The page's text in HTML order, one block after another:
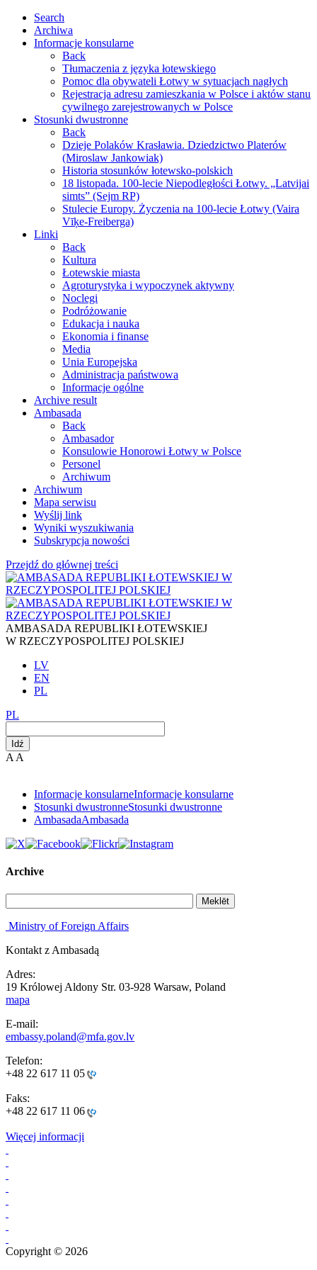
Search
Archiwa
Informacje konsularne
Back
Tłumaczenia z języka łotewskiego
Pomoc dla obywateli Łotwy w sytuacjach nagłych
Rejestracja adresu zamieszkania w Polsce i aktów stanu
cywilnego zarejestrowanych w Polsce
Stosunki dwustronne
Back
Dzieje Polaków Krasławia. Dziedzictwo Platerów
(Miroslaw Jankowiak)
Historia stosunków łotewsko-polskich
18 listopada. 100-lecie Niepodległości Łotwy. „Latvijai
simts” (Sejm RP)
Stulecie Europy. Życzenia na 100-lecie Łotwy (Vaira
Vīķe-Freiberga)
Linki
Back
Kultura
Łotewskie miasta
Agroturystyka i wypoczynek aktywny
Noclegi
Podróżowanie
Edukacja i nauka
Ekonomia i finanse
Media
Unia Europejska
Administracja państwowa
Informacje ogólne
Archive result
Ambasada
Back
Ambasador
Konsulowie Honorowi Łotwy w Polsce
Personel
Archiwum
Archiwum
Mapa serwisu
Wyślij link
Wyniki wyszukiwania
Subskrypcja nowości
Przejdź do głównej treści
AMBASADA REPUBLIKI ŁOTEWSKIEJ
W RZECZYPOSPOLITEJ POLSKIEJ
LV
EN
PL
PL
Idź
A A
Informacje konsularneInformacje konsularne
Stosunki dwustronneStosunki dwustronne
AmbasadaAmbasada
Archive
Meklēt
Ministry of Foreign Affairs
Kontakt z Ambasadą
Adres:
19 Królowej Aldony Str. 03-928 Warsaw, Poland
mapa
E-mail:
embassy.poland@mfa.gov.lv
Telefon:
+48 22 617 11 05
Faks:
+48 22 617 11 06
Więcej informacji
Copyright © 2026